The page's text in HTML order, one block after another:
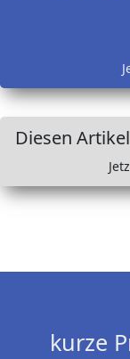
Diesen
kurze